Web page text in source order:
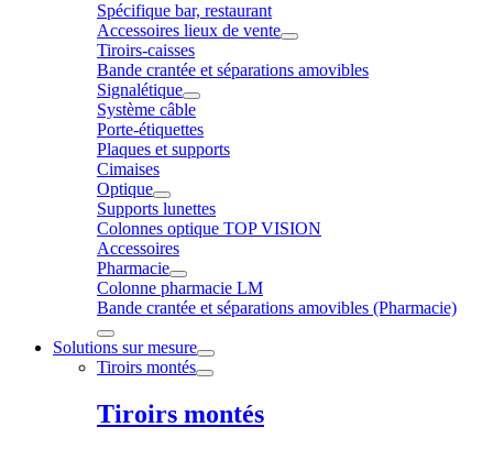
Spécifique bar, restaurant
Accessoires lieux de vente
Tiroirs-caisses
Bande crantée et séparations amovibles
Signalétique
Système câble
Porte-étiquettes
Plaques et supports
Cimaises
Optique
Supports lunettes
Colonnes optique TOP VISION
Accessoires
Pharmacie
Colonne pharmacie LM
Bande crantée et séparations amovibles (Pharmacie)
Solutions sur mesure
Tiroirs montés
Tiroirs montés